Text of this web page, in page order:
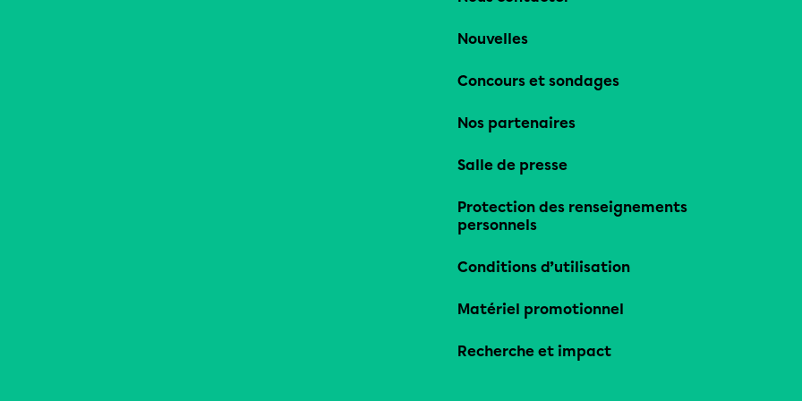
Nouvelles
Concours et sondages
Nos partenaires
Salle de presse
Protection des renseignements
personnels
Conditions d’utilisation
Matériel promotionnel
Recherche et impact